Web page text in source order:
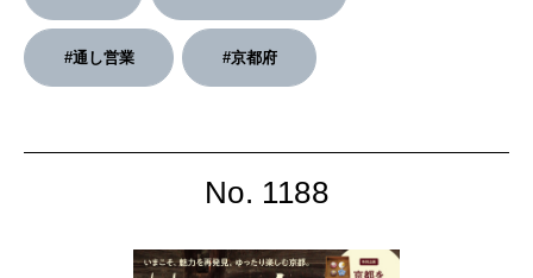
2026年3月号「スイーツ予想図 2026」
2026年2月号「良運を掴む 新・開運術。」
2025年12月号「お酒の新常識。」
#通し営業 #京都府
No. 1188